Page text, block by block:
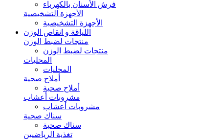
فرش الأسنان بالكهرباء
الأجهزة التشخيصية
الأجهزة التشخيصية
اللياقة و انقاص الوزن
منتجات لضبط الوزن
منتجات لضبط الوزن
المحليات
المحليات
أملاح صحية
أملاح صحية
مشروبات أعشاب
مشروبات أعشاب
سناك صحية
سناك صحية
تغذية الرياضيين